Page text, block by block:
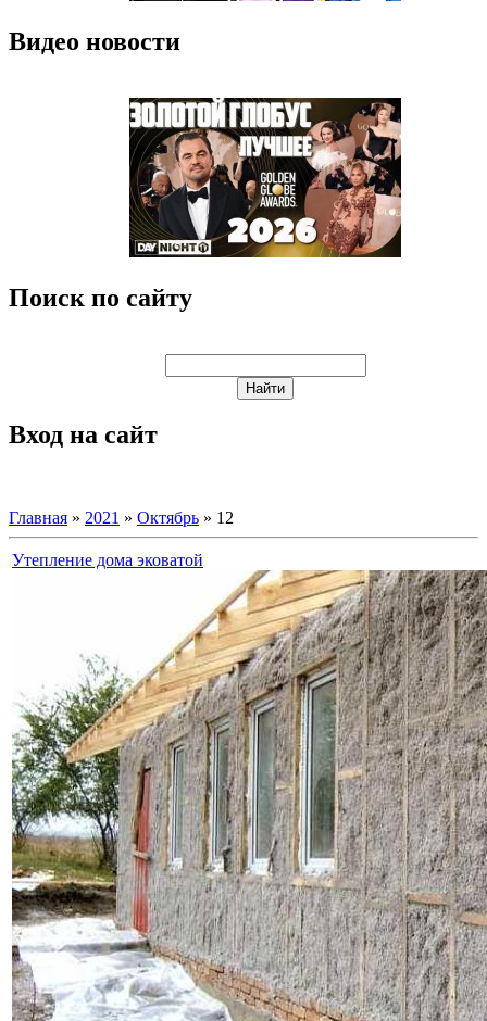
Видео новости
Поиск по сайту
Вход на сайт
Главная » 2021 » Октябрь » 12
Утепление дома эковатой